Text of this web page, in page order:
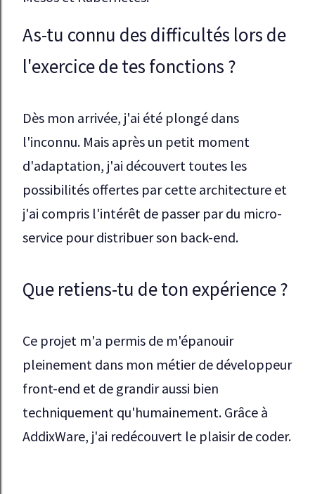
As-tu connu des difficultés lors de
l'exercice de tes fonctions ?
Dès mon arrivée, j'ai été plongé dans
l'inconnu. Mais après un petit moment
d'adaptation, j'ai découvert toutes les
possibilités offertes par cette architecture et
j'ai compris l'intérêt de passer par du micro-
service pour distribuer son back-end.
Que retiens-tu de ton expérience ?
Ce projet m'a permis de m'épanouir
pleinement dans mon métier de développeur
front-end et de grandir aussi bien
techniquement qu'humainement. Grâce à
AddixWare, j'ai redécouvert le plaisir de coder.